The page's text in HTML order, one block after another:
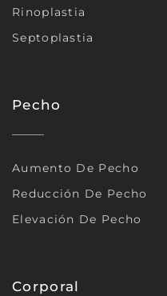
Rinoplastia
Septoplastia
Pecho
Aumento De Pecho
Reducción De Pecho
Elevación De Pecho
Corporal